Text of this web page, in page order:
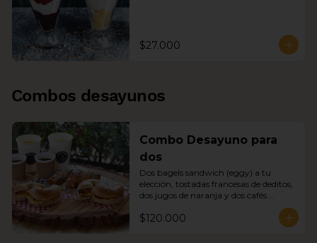
$27.000
Combos desayunos
Combo Desayuno para
dos
Dos bagels sandwich (eggy) a tu
elección, tostadas francesas de deditos,
dos jugos de naranja y dos cafés
$120.000